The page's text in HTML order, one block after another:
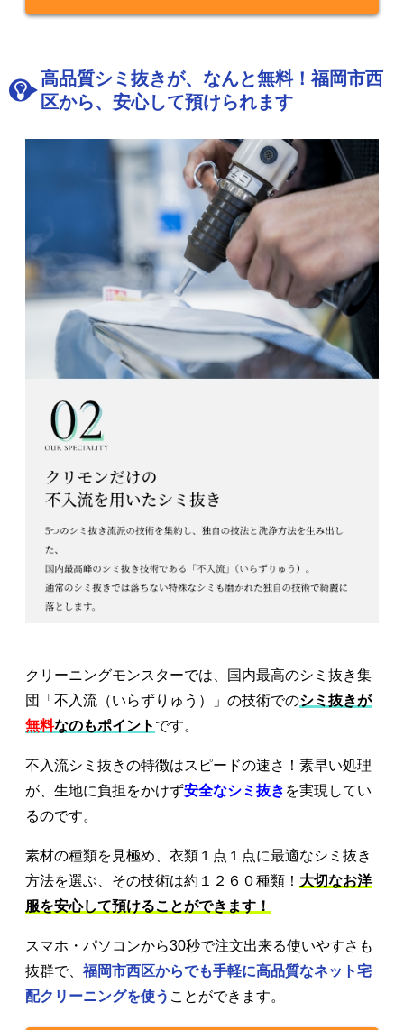
高品質シミ抜きが、なんと無料！福岡市西
区から、安心して預けられます
クリーニングモンスターでは、国内最高のシミ抜き集
団「不入流（いらずりゅう）」の技術でのシミ抜きが
無料なのもポイント です。
不入流シミ抜きの特徴はスピードの速さ！素早い処理
が、生地に負担をかけず安全なシミ抜き を実現してい
るのです。
素材の種類を見極め、衣類１点１点に最適なシミ抜き
方法を選ぶ、その技術は約１２６０種類！ 大切なお洋
服を安心して預けることができます！
スマホ・パソコンから30秒で注文出来る使いやすさも
抜群で、 福岡市西区からでも手軽に高品質なネット宅
配クリーニングを使う ことができます。